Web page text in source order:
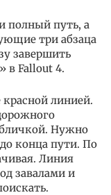
полный путь, а
три абзаца
завершить
в Fallout 4.
линией.
Нужно
конца пути. По
Линия
завалами и